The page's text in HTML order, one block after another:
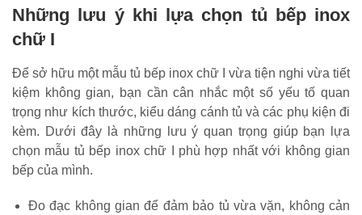
Những lưu ý khi lựa chọn tủ bếp inox
chữ I
Để sở hữu một mẫu tủ bếp inox chữ I vừa tiện nghi vừa tiết
kiệm không gian, bạn cần cân nhắc một số yếu tố quan
trọng như kích thước, kiểu dáng cánh tủ và các phụ kiện đi
kèm. Dưới đây là những lưu ý quan trọng giúp bạn lựa
chọn mẫu tủ bếp inox chữ I phù hợp nhất với không gian
bếp của mình.
Đo đạc không gian để đảm bảo tủ vừa vặn, không cản